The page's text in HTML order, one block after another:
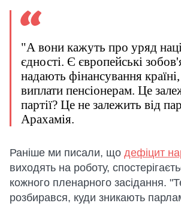
"А вони кажуть про уряд
єдності. Є європейські
надають фінансування
виплати пенсіонерам. Це
партії? Це не залежить від
Арахамія.
Раніше ми писали, що дефіцит
виходять на роботу,
кожного пленарного засідання.
розбирався, куди зникають